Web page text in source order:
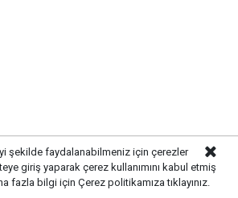
şekilde faydalanabilmeniz için çerezler
giriş yaparak çerez kullanımını kabul etmiş
fazla bilgi için Çerez politikamıza tıklayınız.